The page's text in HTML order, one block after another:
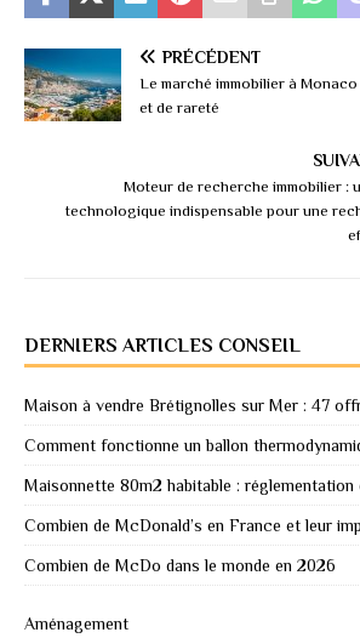
PRÉCÉDENT
Le marché immobilier à
et de rareté
Moteur de recherche immobilier :
technologique indispensable pour une
DERNIERS ARTICLES CONSEIL
Maison à vendre Brétignolles sur Mer : 47
Comment fonctionne un ballon
Maisonnette 80m2 habitable :
Combien de McDonald’s en France et leur
Combien de McDo dans le monde en 2026
Aménagement